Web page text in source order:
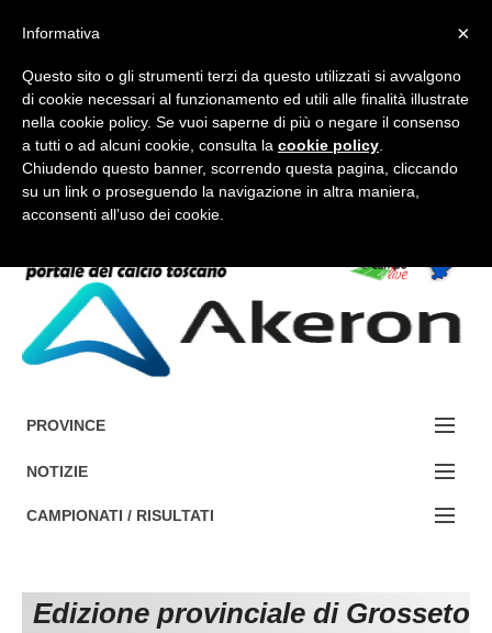
FORUM-ACCEDI
Accedi / Registrati
PROVINCE
EDIZIONE:
AREZZO
GROSSETO
NOTIZIE
NOTIZIE:
Le iniziative di TOSCANA GOL
CAMPIONATI / RISULTATI
NAZIONALI
Edizione provinciale di Grosseto
×
Informativa
Questo sito o gli strumenti terzi da questo utilizzati si avvalgono
di cookie necessari al funzionamento ed utili alle finalità illustrate
nella cookie policy. Se vuoi saperne di più o negare il consenso
a tutti o ad alcuni cookie, consulta la cookie policy
Chiudendo questo banner, scorrendo questa pagina, cliccando
su un link o proseguendo la navigazione in altra maniera,
acconsenti all’uso dei cookie.